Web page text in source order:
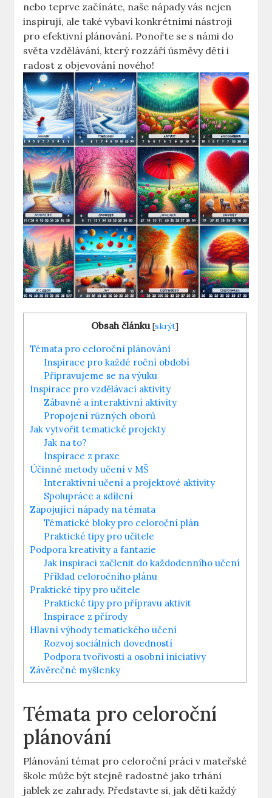
nebo teprve začínáte, naše nápady vás nejen
inspirují, ale také vybaví konkrétními nástroji
pro efektivní plánování. Ponořte se s námi do
světa vzdělávání, který rozzáří úsměvy dětí i
radost z objevování nového!
Obsah článku [skrýt]
Témata pro celoroční plánování
Inspirace pro každé roční období
Připravujeme se na výuku
Inspirace pro vzdělávací aktivity
Zábavné a interaktivní aktivity
Propojení různých oborů
Jak vytvořit tematické projekty
Jak na to?
Inspirace z praxe
Účinné metody učení v MŠ
Interaktivní učení a projektové aktivity
Spolupráce a sdílení
Zapojující nápady na témata
Tématické bloky pro celoroční plán
Praktické tipy pro učitele
Podpora kreativity a fantazie
Jak inspiraci začlenit do každodenního učení
Příklad celoročního plánu
Praktické tipy pro učitele
Praktické tipy pro přípravu aktivit
Inspirace z přírody
Hlavní výhody tematického učení
Rozvoj sociálních dovedností
Podpora tvořivosti a osobní iniciativy
Závěrečné myšlenky
Témata pro celoroční
plánování
Plánování témat pro celoroční práci v mateřské
škole může být stejně radostné jako trhání
jablek ze zahrady. Představte si, jak děti každý